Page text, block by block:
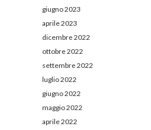
giugno 2023
aprile 2023
dicembre 2022
ottobre 2022
settembre 2022
luglio 2022
giugno 2022
maggio 2022
aprile 2022